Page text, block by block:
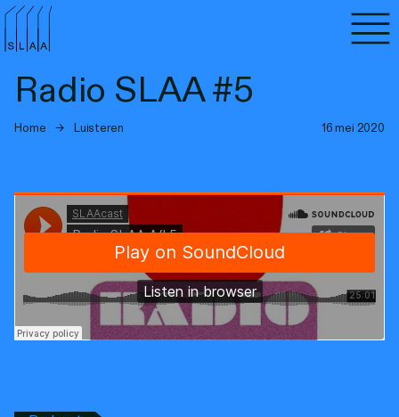
Radio SLAA #5
Home → Luisteren 16 mei 2020
Agenda
Programma's
Lezen
Luisteren
Nieuwsbrief
Over SLAA
Vacatures